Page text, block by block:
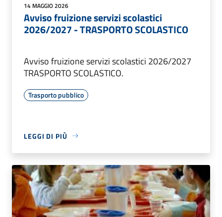
14 MAGGIO 2026
Avviso fruizione servizi scolastici
2026/2027 - TRASPORTO SCOLASTICO
Avviso fruizione servizi scolastici 2026/2027
TRASPORTO SCOLASTICO.
Trasporto pubblico
LEGGI DI PIÙ